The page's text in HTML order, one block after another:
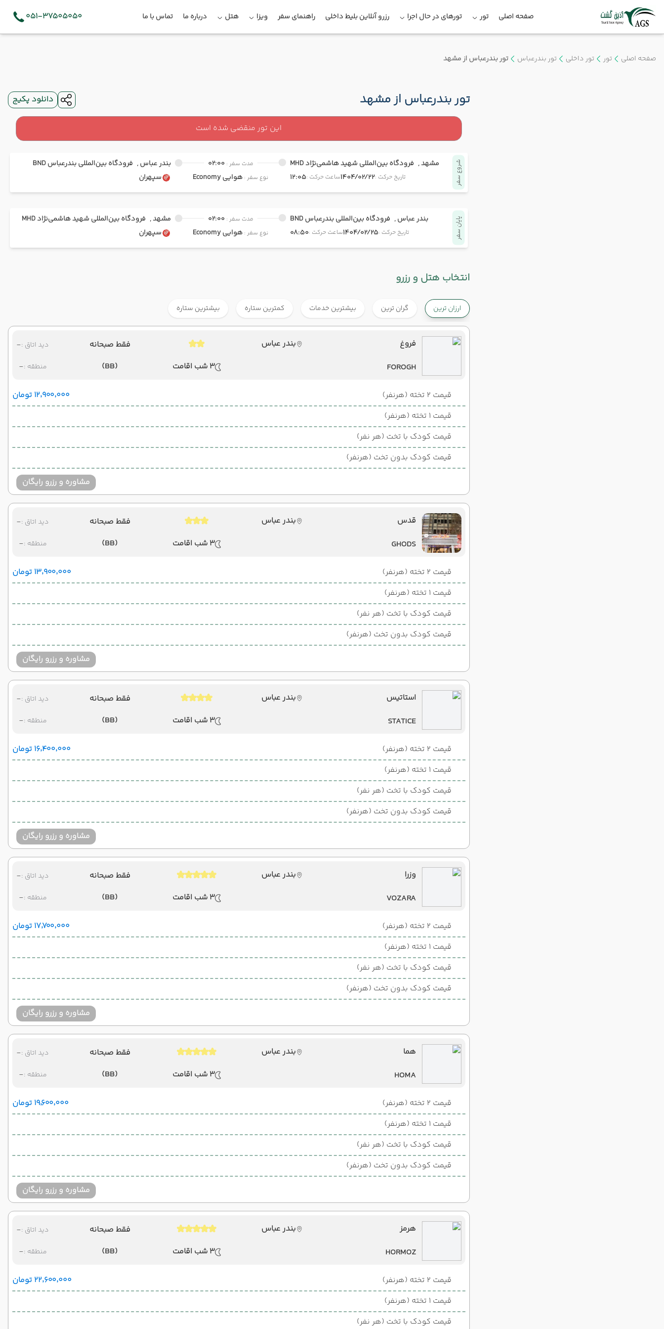
صفحه اصلی تور تورهای در حال اجرا رزرو آنلاین بلیط داخلی راهنمای سفر ویزا هتل درباره ما تماس با ما 051-37505050
صفحه اصلی تور تور داخلی تور بندرعباس تور بندرعباس از مشهد
تور بندرعباس از مشهد دانلود پکیج
این تور منقضی شده است
شروع سفر مشهد , فرودگاه بین‌المللی شهید هاشمی‌نژاد MHD
تاریخ حرکت :1404/02/22ساعت حرکت :12:05
مدت سفر : 02:00
نوع سفر : هوایی
بندر عباس , فرودگاه بین‌المللی بندرعباس BND
سپهران
پایان سفر بندر عباس , فرودگاه بین‌المللی بندرعباس BND
تاریخ حرکت :1404/02/25ساعت حرکت :08:50
مدت سفر : 02:00
نوع سفر : هوایی
مشهد , فرودگاه بین‌المللی شهید هاشمی‌نژاد MHD
سپهران
انتخاب هتل و رزرو
ارزان ترین گران ترین بیشترین خدمات کمترین ستاره بیشترین ستاره
فروغ
بندر عباس
FOROGH
3 شب اقامت
فقط صبحانه
(BB)
دید اتاق :-
منطقه :-
قیمت 2 تخته (هرنفر)
۱۲٬۹۰۰٬۰۰۰ تومان
قیمت 1 تخته (هرنفر)
قیمت کودک با تخت (هر نفر)
قیمت کودک بدون تخت (هرنفر)
مشاوره و رزرو رایگان
قدس
بندر عباس
GHODS
3 شب اقامت
فقط صبحانه
(BB)
دید اتاق :-
منطقه :-
قیمت 2 تخته (هرنفر)
۱۳٬۹۰۰٬۰۰۰ تومان
قیمت 1 تخته (هرنفر)
قیمت کودک با تخت (هر نفر)
قیمت کودک بدون تخت (هرنفر)
مشاوره و رزرو رایگان
استاتیس
بندر عباس
STATICE
3 شب اقامت
فقط صبحانه
(BB)
دید اتاق :-
منطقه :-
قیمت 2 تخته (هرنفر)
۱۶٬۴۰۰٬۰۰۰ تومان
قیمت 1 تخته (هرنفر)
قیمت کودک با تخت (هر نفر)
قیمت کودک بدون تخت (هرنفر)
مشاوره و رزرو رایگان
وزرا
بندر عباس
VOZARA
3 شب اقامت
فقط صبحانه
(BB)
دید اتاق :-
منطقه :-
قیمت 2 تخته (هرنفر)
۱۷٬۷۰۰٬۰۰۰ تومان
قیمت 1 تخته (هرنفر)
قیمت کودک با تخت (هر نفر)
قیمت کودک بدون تخت (هرنفر)
مشاوره و رزرو رایگان
هما
بندر عباس
HOMA
3 شب اقامت
فقط صبحانه
(BB)
دید اتاق :-
منطقه :-
قیمت 2 تخته (هرنفر)
۱۹٬۶۰۰٬۰۰۰ تومان
قیمت 1 تخته (هرنفر)
قیمت کودک با تخت (هر نفر)
قیمت کودک بدون تخت (هرنفر)
مشاوره و رزرو رایگان
هرمز
بندر عباس
HORMOZ
3 شب اقامت
فقط صبحانه
(BB)
دید اتاق :-
منطقه :-
قیمت 2 تخته (هرنفر)
۲۲٬۶۰۰٬۰۰۰ تومان
قیمت 1 تخته (هرنفر)
قیمت کودک با تخت (هر نفر)